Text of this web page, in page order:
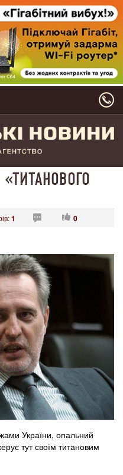
1 0
України, опальний
тут своїм титановим